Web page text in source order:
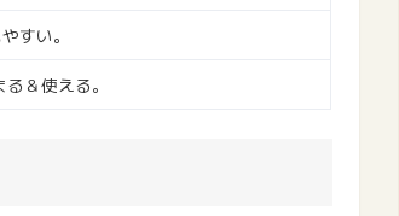
すい。
＆使える。